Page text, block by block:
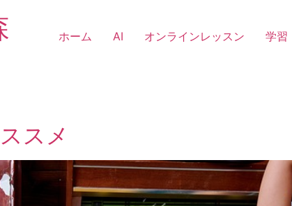
ホーム AI オンラインレッスン 学習
スメ